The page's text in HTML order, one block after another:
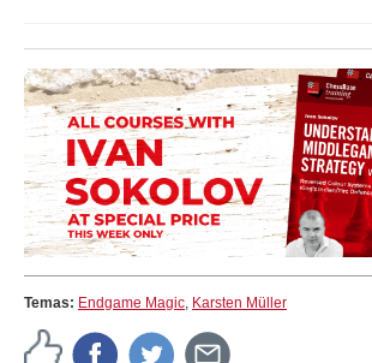
Temas: Endgame Magic, Karsten Müller